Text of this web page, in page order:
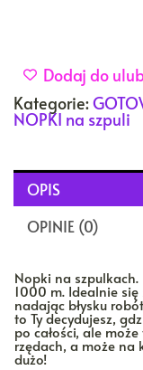
Dodaj do
Kategorie:
NOPKI na szpuli
OPIS
OPINIE (0)
Nopki na
1000 m. Idealnie
nadając błysku
to Ty decydujesz,
po całości, ale
rzędach, a może na
dużo!